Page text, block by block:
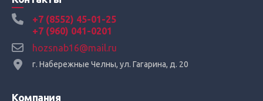
+7 (8552) 45-01-25
+7 (960) 041-0201
hozsnab16@mail.ru
г. Набережные Челны, ул. Гагарина, д. 20
Компания